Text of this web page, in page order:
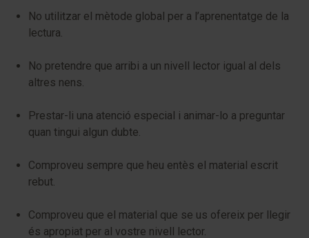
No utilitzar el mètode global per a l’aprenentatge de la
lectura.
No pretendre que arribi a un nivell lector igual al dels
altres nens.
Prestar-li una atenció especial i animar-lo a preguntar
quan tingui algun dubte.
Comproveu sempre que heu entès el material escrit
rebut.
Comproveu que el material que se us ofereix per llegir
és apropiat per al vostre nivell lector.